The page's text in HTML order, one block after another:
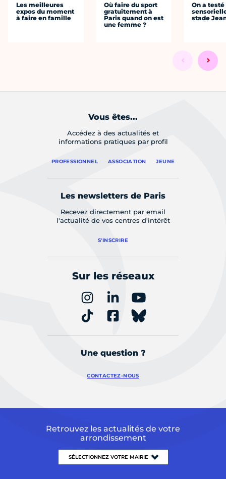
Les meilleures
expos du moment
à faire en famille
Où faire du sport
gratuitement à
Paris quand on est
une femme ?
On a
stade
Vous êtes...
Accédez à des actualités et
informations pratiques par profil
PROFESSIONNEL ASSOCIATION JEUNE
Les newsletters de Paris
Recevez directement par email
l'actualité de vos centres d'intérêt
S'INSCRIRE
Sur les réseaux
Une question ?
CONTACTEZ-NOUS
Retrouvez les actualités de votre
arrondissement